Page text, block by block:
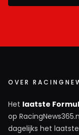
OVER
Het laatste
op
dagelijks het